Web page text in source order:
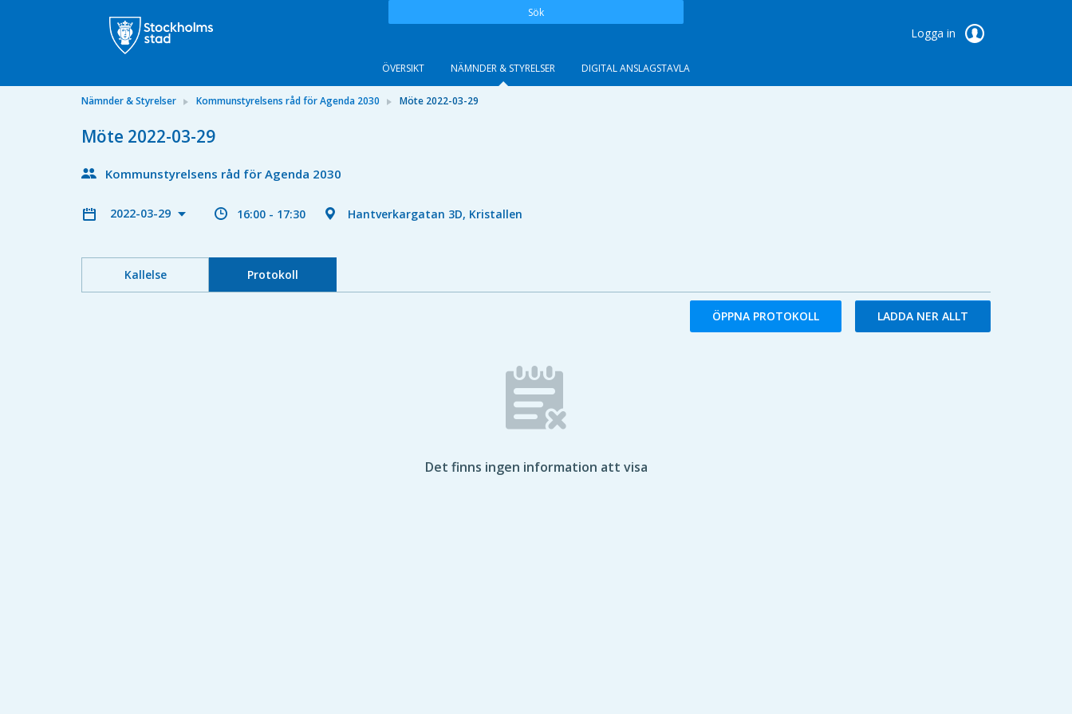
Sök
Logga in
ÖVERSIKT NÄMNDER & STYRELSER DIGITAL ANSLAGSTAVLA
Nämnder & Styrelser Kommunstyrelsens råd för Agenda 2030 Möte 2022-03-29
Möte 2022-03-29
Kommunstyrelsens råd för Agenda 2030
2022-03-29 16:00 - 17:30 Hantverkargatan 3D, Kristallen
Kallelse Protokoll
ÖPPNA PROTOKOLL LADDA NER ALLT
Det finns ingen information att visa